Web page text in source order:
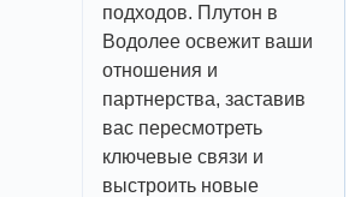
подходов. Плутон в
Водолее освежит ваши
отношения и
партнерства, заставив
вас пересмотреть
ключевые связи и
выстроить новые